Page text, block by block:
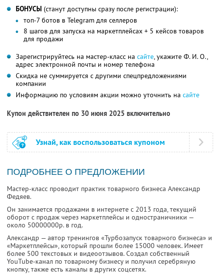
БОНУСЫ (станут доступны сразу после регистрации):
топ-7 ботов в Telegram для селлеров
8 шагов для запуска на маркетплейсах + 5 кейсов товаров
для продажи
Зарегистрируйтесь на мастер-класс на сайте, укажите Ф. И. О.,
адрес электронной почты и номер телефона
Скидка не суммируется с другими спецпредложениями
компании
Информацию по условиям акции можно уточнить на сайте
Купон действителен по 30 июня 2025 включительно
Узнай, как воспользоваться купоном
ПОДРОБНЕЕ О ПРЕДЛОЖЕНИИ
Мастер-класс проводит практик товарного бизнеса Александр
Федяев.
Он занимается продажами в интернете с 2013 года, текущий
оборот с продаж через маркетплейсы и одностраничники —
около 50000000р. в год.
Александр — автор тренингов «Турбозапуск товарного бизнеса» и
«Маркетплейсы», который прошли более 15000 человек. Имеет
более 500 текстовых и видеоотзывов. Создал собственный
YouTube-канал по товарному бизнесу и получил серебряную
кнопку, также есть каналы в других соцсетях.